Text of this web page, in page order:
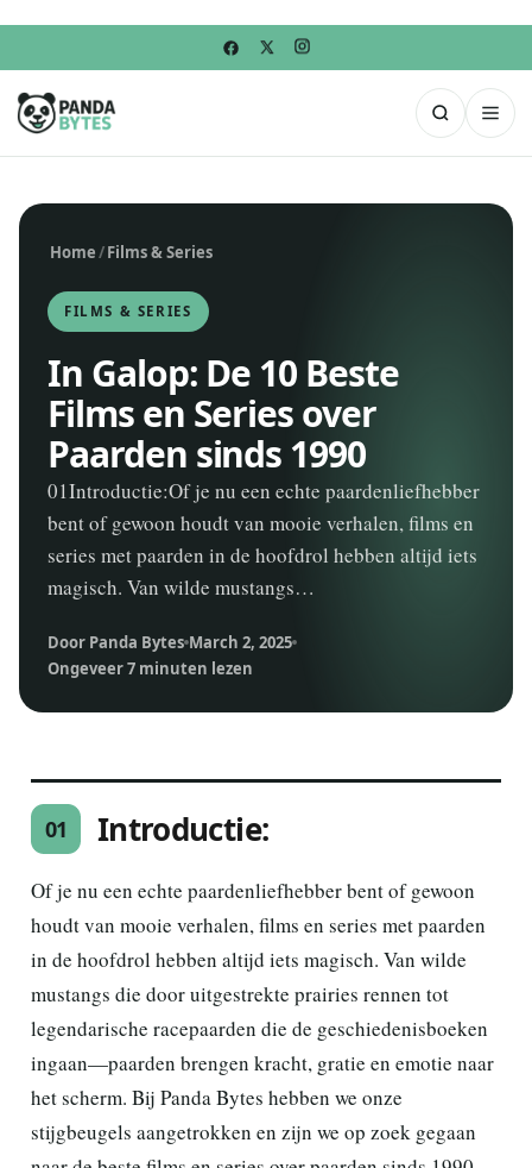
Home/Films & Series
FILMS & SERIES
In Galop: De 10 Beste
Films en Series over
Paarden sinds 1990
01Introductie:Of je nu een echte paardenliefhebber
bent of gewoon houdt van mooie verhalen, films en
series met paarden in de hoofdrol hebben altijd iets
magisch. Van wilde mustangs…
Door Panda Bytes March 2, 2025
Ongeveer 7 minuten lezen
01 Introductie:
Of je nu een echte paardenliefhebber bent of gewoon
houdt van mooie verhalen, films en series met paarden
in de hoofdrol hebben altijd iets magisch. Van wilde
mustangs die door uitgestrekte prairies rennen tot
legendarische racepaarden die de geschiedenisboeken
ingaan—paarden brengen kracht, gratie en emotie naar
het scherm. Bij Panda Bytes hebben we onze
stijgbeugels aangetrokken en zijn we op zoek gegaan